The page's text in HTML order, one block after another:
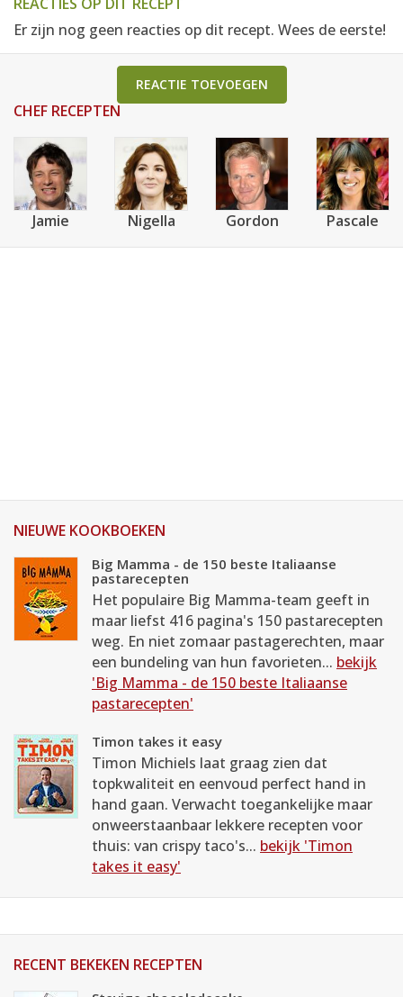
Er zijn nog geen reacties op dit recept. Wees de eerste!
REACTIE TOEVOEGEN
CHEF RECEPTEN
Jamie Nigella Gordon Pascale
NIEUWE KOOKBOEKEN
Big Mamma - de 150 beste Italiaanse
pastarecepten
Het populaire Big Mamma-team geeft in
maar liefst 416 pagina's 150 pastarecepten
weg. En niet zomaar pastagerechten, maar
een bundeling van hun favorieten... bekijk
'Big Mamma - de 150 beste Italiaanse
pastarecepten'
Timon takes it easy
Timon Michiels laat graag zien dat
topkwaliteit en eenvoud perfect hand in
hand gaan. Verwacht toegankelijke maar
onweerstaanbaar lekkere recepten voor
thuis: van crispy taco's... bekijk 'Timon
takes it easy'
RECENT BEKEKEN RECEPTEN